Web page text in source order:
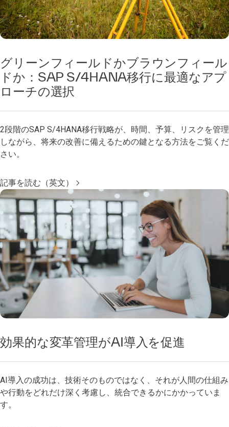
グリーンフィールドかブラウンフィール
ドか：SAP S/4HANA移行に最適なアプ
ローチの選択
2段階のSAP S/4HANA移行戦略が、時間、予算、リスクを管理
しながら、将来の改善に備えるための鍵となる方法をご覧くだ
さい。
記事を読む（英文）
効果的な変革管理がAI導入を促進
AI導入の成功は、技術そのものではなく、それが人間の仕組み
や行動をどれだけ深く考慮し、統合できるかにかかっていま
す。